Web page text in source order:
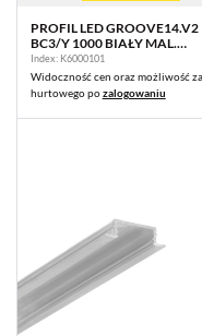
PROFIL LED GROOVE14.V2
BC3/Y 1000 BIAŁY MAL.
RAL9003 /OP
Index: K6000101
Widoczność cen oraz możliwość
hurtowego pozalogowaniu